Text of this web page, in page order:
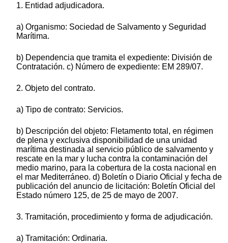
1. Entidad adjudicadora.
a) Organismo: Sociedad de Salvamento y Seguridad
Marítima.
b) Dependencia que tramita el expediente: División de
Contratación. c) Número de expediente: EM 289/07.
2. Objeto del contrato.
a) Tipo de contrato: Servicios.
b) Descripción del objeto: Fletamento total, en régimen
de plena y exclusiva disponibilidad de una unidad
marítima destinada al servicio público de salvamento y
rescate en la mar y lucha contra la contaminación del
medio marino, para la cobertura de la costa nacional en
el mar Mediterráneo. d) Boletín o Diario Oficial y fecha de
publicación del anuncio de licitación: Boletín Oficial del
Estado número 125, de 25 de mayo de 2007.
3. Tramitación, procedimiento y forma de adjudicación.
a) Tramitación: Ordinaria.